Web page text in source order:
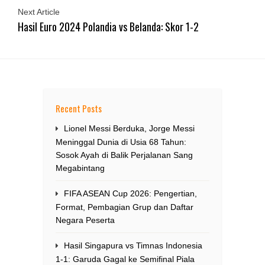
Next Article
Hasil Euro 2024 Polandia vs Belanda: Skor 1-2
Recent Posts
Lionel Messi Berduka, Jorge Messi
Meninggal Dunia di Usia 68 Tahun:
Sosok Ayah di Balik Perjalanan Sang
Megabintang
FIFA ASEAN Cup 2026: Pengertian,
Format, Pembagian Grup dan Daftar
Negara Peserta
Hasil Singapura vs Timnas Indonesia
1-1: Garuda Gagal ke Semifinal Piala